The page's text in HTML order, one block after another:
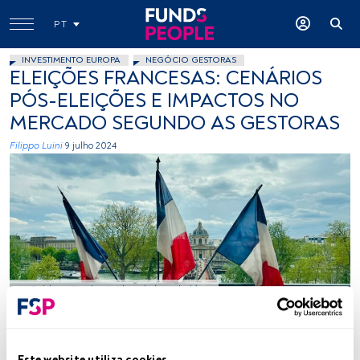
PT
INVESTIMENTO EUROPA NEGÓCIO GESTORAS
ELEIÇÕES FRANCESAS: CENÁRIOS
PÓS-ELEIÇÕES E IMPACTOS NO
MERCADO SEGUNDO AS GESTORAS
Filippo Luini 9 julho 2024
Créditos: Stephanie Klepacki (Unsplash)
Tempo de leitura: 5 min.